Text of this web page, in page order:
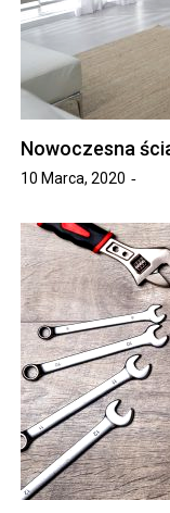
Nowoczesna
10 Marca, 2020